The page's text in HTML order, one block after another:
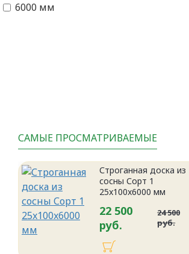
6000 мм
САМЫЕ ПРОСМАТРИВАЕМЫЕ
Строганная доска из
сосны Сорт 1
25x100x6000 мм
22 500
руб.
24 500
руб.